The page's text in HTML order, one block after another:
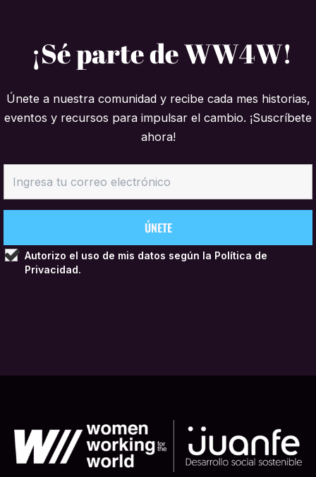
¡Sé parte de WW4W!
Únete a nuestra comunidad y recibe cada mes historias,
eventos y recursos para impulsar el cambio. ¡Suscríbete
ahora!
Autorizo el uso de mis datos según la Política de
Privacidad.